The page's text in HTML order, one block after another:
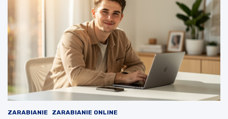
ZARABIANIE ZARABIANIE ONLINE